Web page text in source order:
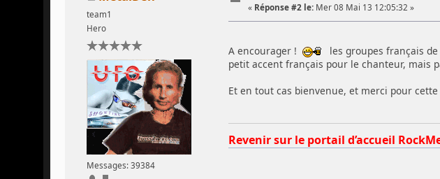
team1
Hero
Messages: 39384
« Réponse #2 le: Mer 08 Mai 13 12:05:32 »
A encourager !
les groupes français de
petit accent français pour le chanteur, mais
Et en tout cas bienvenue, et merci pour
Revenir sur le portail d’accueil